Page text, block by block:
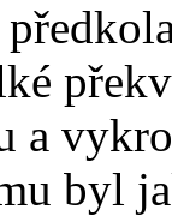
a
byl